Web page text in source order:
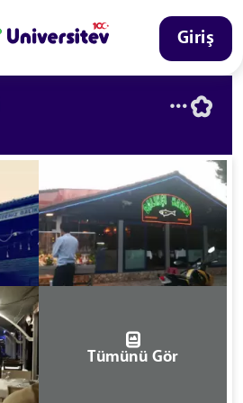
Giriş
Tümünü Gör